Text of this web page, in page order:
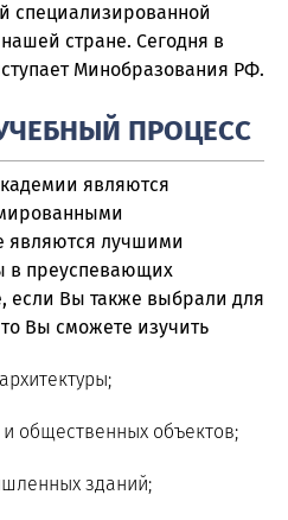
специализированной
стране. Сегодня в
Минобразования РФ.
ПРОЦЕСС
являются
являются лучшими
в преуспевающих
если Вы также выбрали для
Вы сможете изучить
и общественных объектов;
зданий;